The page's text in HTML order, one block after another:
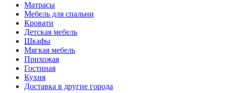
Матрасы
Мебель для спальни
Кровати
Детская мебель
Шкафы
Мягкая мебель
Прихожая
Гостиная
Кухня
Доставка в другие города